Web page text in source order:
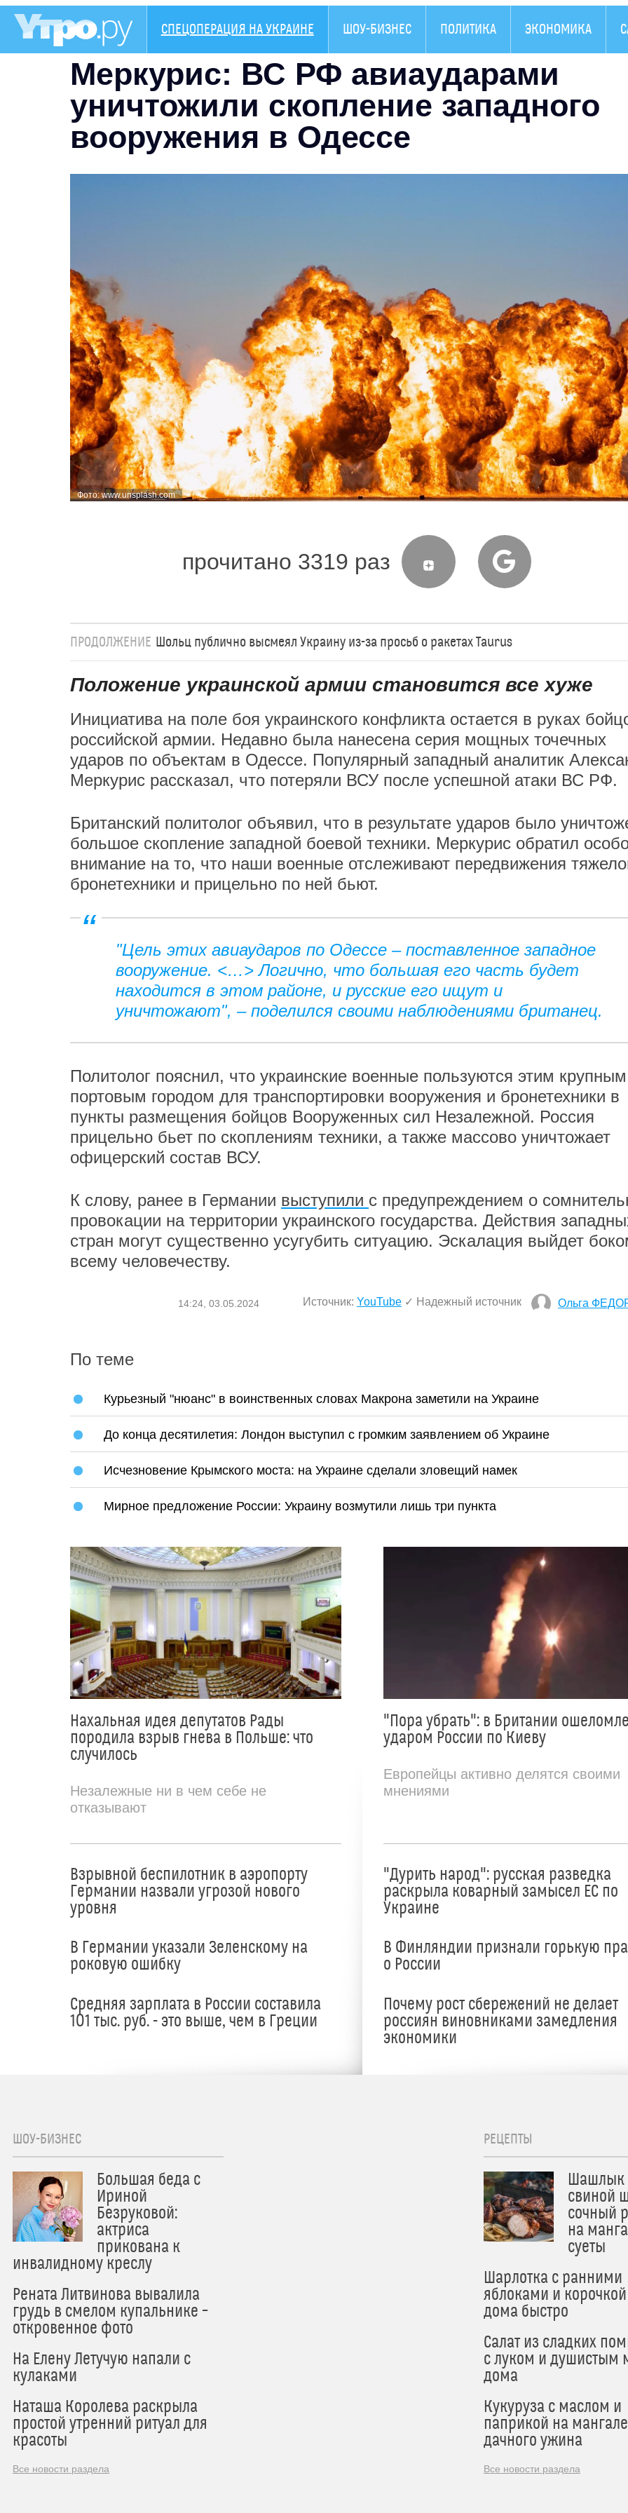
СПЕЦОПЕРАЦИЯ НА УКРАИНЕ ШОУ-БИЗНЕС ПОЛИТИКА ЭКОНОМИКА
Меркурис: ВС РФ авиаударами
уничтожили скопление западного
вооружения в Одессе
Фото: www.unsplash.com
прочитано 3319 раз
ПРОДОЛЖЕНИЕ Шольц публично высмеял Украину из-за просьб о ракетах Taurus
Положение украинской армии становится все хуже
Инициатива на поле боя украинского конфликта остается в руках
российской армии. Недавно была нанесена серия мощных точечных
ударов по объектам в Одессе. Популярный западный аналитик
Меркурис рассказал, что потеряли ВСУ после успешной атаки ВС РФ.
Британский политолог объявил, что в результате ударов было
большое скопление западной боевой техники. Меркурис обратил
внимание на то, что наши военные отслеживают передвижения
бронетехники и прицельно по ней бьют.
"Цель этих авиаударов по Одессе – поставленное западное
вооружение. <…> Логично, что большая его часть будет
находится в этом районе, и русские его ищут и
уничтожают", – поделился своими наблюдениями британец.
Политолог пояснил, что украинские военные пользуются этим крупным
портовым городом для транспортировки вооружения и бронетехники в
пункты размещения бойцов Вооруженных сил Незалежной. Россия
прицельно бьет по скоплениям техники, а также массово уничтожает
офицерский состав ВСУ.
К слову, ранее в Германии выступили с предупреждением о
провокации на территории украинского государства. Действия
стран могут существенно усугубить ситуацию. Эскалация выйдет
всему человечеству.
14:24, 03.05.2024 Источник: YouTube ✓ Надежный источник Ольга
По теме
Курьезный "нюанс" в воинственных словах Макрона заметили на Украине
До конца десятилетия: Лондон выступил с громким заявлением об Украине
Исчезновение Крымского моста: на Украине сделали зловещий намек
Мирное предложение России: Украину возмутили лишь три пункта
Нахальная идея депутатов Рады
породила взрыв гнева в Польше: что
случилось
Незалежные ни в чем себе не
отказывают
Взрывной беспилотник в аэропорту
Германии назвали угрозой нового
уровня
В Германии указали Зеленскому на
роковую ошибку
Средняя зарплата в России составила
101 тыс. руб. - это выше, чем в Греции
"Пора убрать": в Британии
ударом России по Киеву
Европейцы активно делятся своими
мнениями
"Дурить народ": русская разведка
раскрыла коварный замысел ЕС по
Украине
В Финляндии признали горькую
о России
Почему рост сбережений не делает
россиян виновниками замедления
экономики
ШОУ-БИЗНЕС
Большая беда с
Ириной
Безруковой:
актриса
прикована к
инвалидному креслу
Рената Литвинова вывалила
грудь в смелом купальнике –
откровенное фото
На Елену Летучую напали с
кулаками
Наташа Королева раскрыла
простой утренний ритуал для
красоты
Все новости раздела
РЕЦЕПТЫ
Шашлык
свиной
сочный
на
суеты
Шарлотка с ранними
яблоками и
дома быстро
Салат из сладких
с луком и душистым
дома
Кукуруза с маслом и
паприкой на
дачного ужина
Все новости раздела